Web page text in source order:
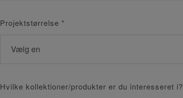
Projektstørrelse *
Hvilke kollektioner/produkter er du interesseret i?